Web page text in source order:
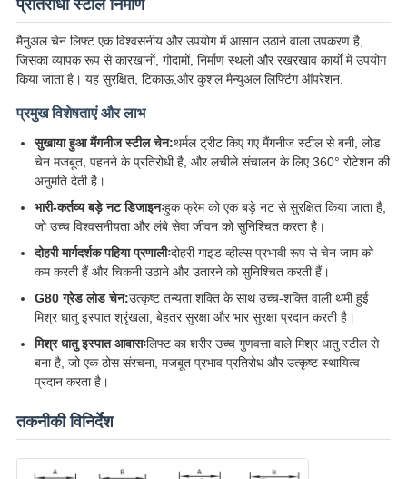
प्रतिरोधी स्टील निर्माण
मैनुअल चेन लिफ्ट एक विश्वसनीय और उपयोग में आसान उठाने वाला उपकरण है,
जिसका व्यापक रूप से कारखानों, गोदामों, निर्माण स्थलों और रखरखाव कार्यों में उपयोग
किया जाता है। यह सुरक्षित, टिकाऊ,और कुशल मैन्युअल लिफ्टिंग ऑपरेशन.
प्रमुख विशेषताएं और लाभ
सुखाया हुआ मैंगनीज स्टील चेन:थर्मल ट्रीट किए गए मैंगनीज स्टील से बनी, लोड
चेन मजबूत, पहनने के प्रतिरोधी है, और लचीले संचालन के लिए 360° रोटेशन की
अनुमति देती है।
भारी-कर्तव्य बड़े नट डिजाइनःहुक फ्रेम को एक बड़े नट से सुरक्षित किया जाता है,
जो उच्च विश्वसनीयता और लंबे सेवा जीवन को सुनिश्चित करता है।
दोहरी मार्गदर्शक पहिया प्रणालीःदोहरी गाइड व्हील्स प्रभावी रूप से चेन जाम को
कम करती हैं और चिकनी उठाने और उतारने को सुनिश्चित करती हैं।
G80 ग्रेड लोड चेन:उत्कृष्ट तन्यता शक्ति के साथ उच्च-शक्ति वाली थमी हुई
मिश्र धातु इस्पात श्रृंखला, बेहतर सुरक्षा और भार सुरक्षा प्रदान करती है।
मिश्र धातु इस्पात आवासःलिफ्ट का शरीर उच्च गुणवत्ता वाले मिश्र धातु स्टील से
बना है, जो एक ठोस संरचना, मजबूत प्रभाव प्रतिरोध और उत्कृष्ट स्थायित्व
प्रदान करता है।
तकनीकी विनिर्देश